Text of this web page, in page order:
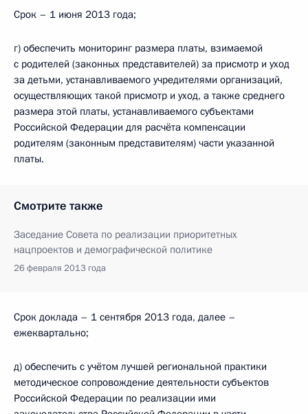
Срок – 1 июня 2013 года;
г) обеспечить мониторинг размера платы, взимаемой
с родителей (законных представителей) за присмотр и уход
за детьми, устанавливаемого учредителями организаций,
осуществляющих такой присмотр и уход, а также среднего
размера этой платы, устанавливаемого субъектами
Российской Федерации для расчёта компенсации
родителям (законным представителям) части указанной
платы.
Смотрите также
Заседание Совета по реализации приоритетных
нацпроектов и демографической политике
26 февраля 2013 года
Срок доклада – 1 сентября 2013 года, далее –
ежеквартально;
д) обеспечить с учётом лучшей региональной практики
методическое сопровождение деятельности субъектов
Российской Федерации по реализации ими